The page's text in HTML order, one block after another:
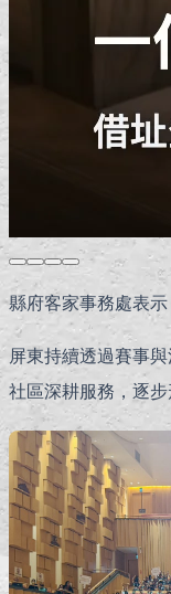
縣府客家事務處表示
屏東持續透過賽事
社區深耕服務，逐步